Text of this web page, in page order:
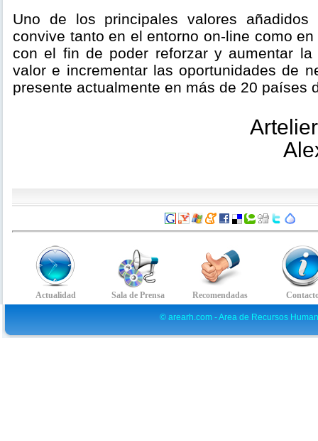
Uno de los principales valores
convive tanto en el entorno on-line como
con el fin de poder reforzar y aumentar
valor e incrementar las oportunidades de
presente actualmente en más de 20 países
© arearh.com - Area de Recursos